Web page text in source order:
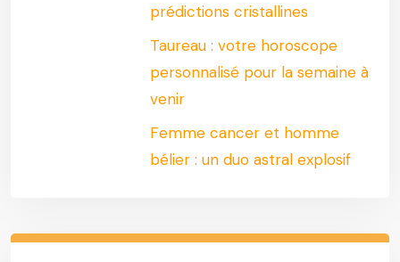
prédictions cristallines
Taureau : votre horoscope
personnalisé pour la semaine à
venir
Femme cancer et homme
bélier : un duo astral explosif